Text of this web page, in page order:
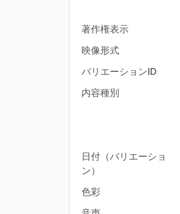
著作権表示
映像形式
バリエーションID
内容種別
日付（バリエーショ
ン）
色彩